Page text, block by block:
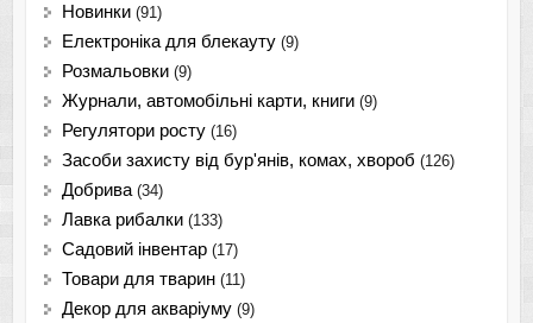
Новинки (91)
Електроніка для блекауту (9)
Розмальовки (9)
Журнали, автомобільні карти, книги (9)
Регулятори росту (16)
Засоби захисту від бур'янів, комах, хвороб (126)
Добрива (34)
Лавка рибалки (133)
Садовий інвентар (17)
Товари для тварин (11)
Декор для акваріуму (9)